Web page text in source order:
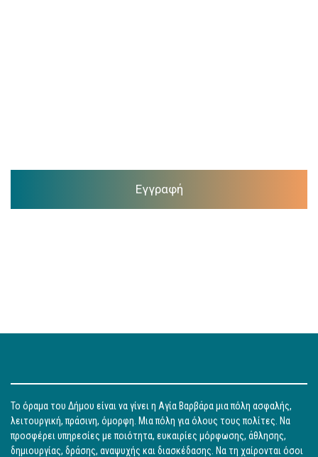
Εγγραφή
Το όραμα του Δήμου είναι να γίνει η Αγία Βαρβάρα μια πόλη ασφαλής,
λειτουργική, πράσινη, όμορφη. Μια πόλη για όλους τους πολίτες. Να
προσφέρει υπηρεσίες με ποιότητα, ευκαιρίες μόρφωσης, άθλησης,
δημιουργίας, δράσης, αναψυχής και διασκέδασης. Να τη χαίρονται όσοι